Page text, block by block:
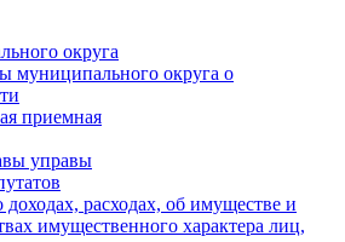
округа
муниципального округа о
приемная
управы
доходах, расходах, об имуществе и
имущественного характера лиц,